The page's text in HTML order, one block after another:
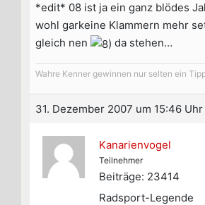
*edit* 08 ist ja ein ganz blödes
wohl garkeine Klammern mehr
gleich nen
da stehen…
Wahre Kenner gewinnen nur selten ein
31. Dezember 2007 um 15:46 Uhr
Kanarienvogel
Teilnehmer
Beiträge: 23414
Radsport-Legende